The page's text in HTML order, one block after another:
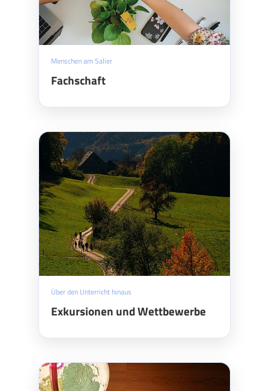
Menschen am Salier
Fachschaft
Über den Unterricht hinaus
Exkursionen und Wettbewerbe